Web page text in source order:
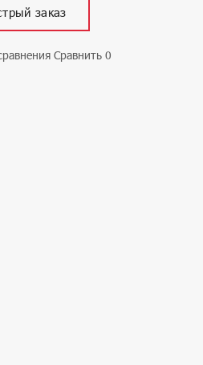
заказ
Сравнить 0